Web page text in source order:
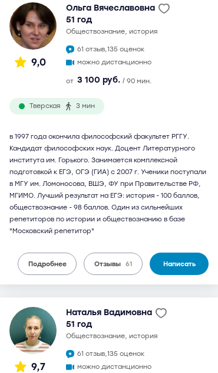
9,0
Ольга Вячеславовна
51 год
обществознание, история
61 отзыв,135 оценок
можно дистанционно
от 3 100 руб. / 90 мин.
Тверская 3 мин
в 1997 года окончила философский факультет РГГУ.
Кандидат философских наук. Доцент Литературного
института им. Горького. Занимается комплексной
подготовкой к ЕГЭ, ОГЭ (ГИА) с 2007 г. Ученики поступали
в МГУ им. Ломоносова, ВШЭ, ФУ при Правительстве РФ,
МГИМО. Лучший результат на ЕГЭ: история - 100 баллов,
обществознание - 98 баллов. Один из сильнейших
репетиторов по истории и обществознанию в базе
"Московский репетитор"
Подробнее Отзывы 61 Написать
9,7
Наталья Вадимовна
51 год
обществознание, история
61 отзыв,135 оценок
можно дистанционно